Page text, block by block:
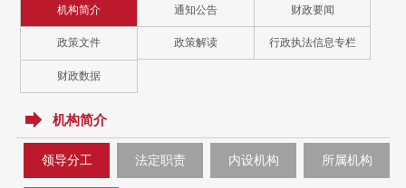
机构简介 通知公告 财政要闻
政策文件 政策解读 行政执法信息专栏
财政数据
机构简介
领导分工 法定职责 内设机构 所属机构